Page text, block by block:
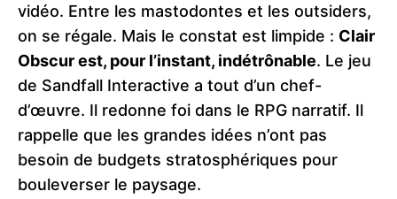
vidéo. Entre les mastodontes et les outsiders,
on se régale. Mais le constat est limpide : Clair
Obscur est, pour l’instant, indétrônable. Le jeu
de Sandfall Interactive a tout d’un chef-
d’œuvre. Il redonne foi dans le RPG narratif. Il
rappelle que les grandes idées n’ont pas
besoin de budgets stratosphériques pour
bouleverser le paysage.